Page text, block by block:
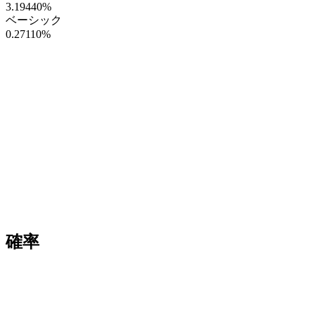
3.19440%
ベーシック
0.27110%
確率